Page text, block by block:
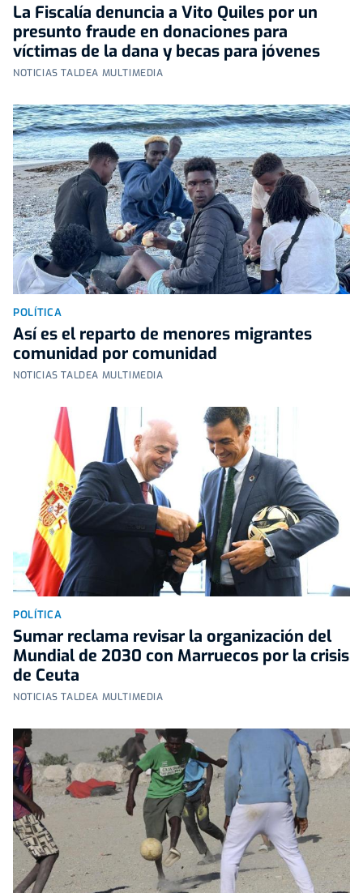
La Fiscalía denuncia a Vito Quiles por un
presunto fraude en donaciones para
víctimas de la dana y becas para jóvenes
NOTICIAS TALDEA MULTIMEDIA
POLÍTICA
Así es el reparto de menores migrantes
comunidad por comunidad
NOTICIAS TALDEA MULTIMEDIA
POLÍTICA
Sumar reclama revisar la organización del
Mundial de 2030 con Marruecos por la crisis
de Ceuta
NOTICIAS TALDEA MULTIMEDIA